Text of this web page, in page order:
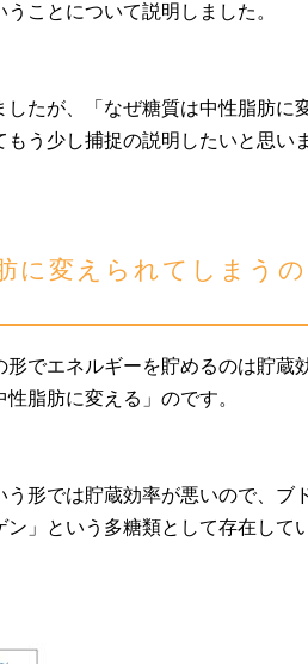
ことについて説明しました。
たが、「なぜ糖質は中性脂肪に
う少し捕捉の説明したいと思いま
に変えられてしまうの
でエネルギーを貯めるのは貯蔵
脂肪に変える」のです。
形では貯蔵効率が悪いので、ブ
」という多糖類として存在して